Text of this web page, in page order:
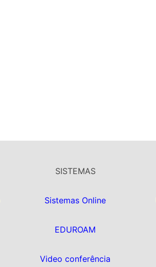
SISTEMAS
Sistemas Online
EDUROAM
Video conferência